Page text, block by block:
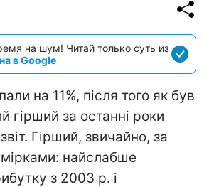
на шум! Читай только суть из
в Google
на 11%, після того як був
гірший за останні роки
Гірший, звичайно, за
найслабше
з 2003 р. і